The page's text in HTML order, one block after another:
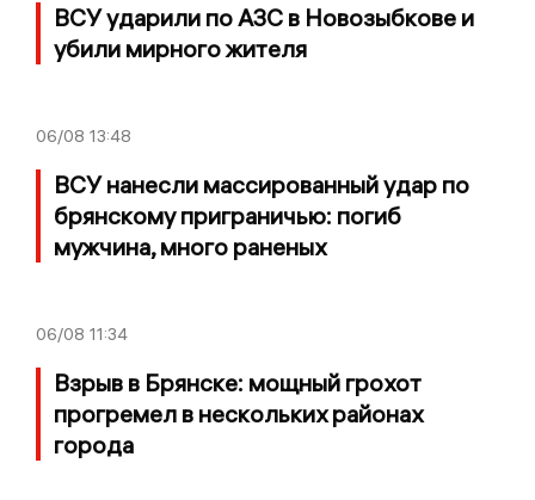
ВСУ ударили по АЗС в Новозыбкове и
убили мирного жителя
06/08 13:48
ВСУ нанесли массированный удар по
брянскому приграничью: погиб
мужчина, много раненых
06/08 11:34
Взрыв в Брянске: мощный грохот
прогремел в нескольких районах
города